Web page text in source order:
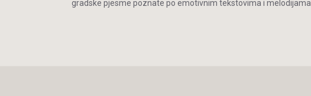
gradske pjesme poznate po emotivnim tekstovima i melodijama.